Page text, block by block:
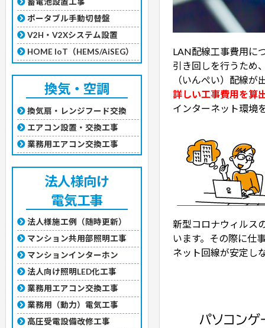
蓄電池設置工事
ポータブル手動切替盤
V2H・V2Xシステム設置
HOME IoT（HEMS/AiSEG）
換気・空調
換気扇・レンジフード交換
エアコン設置・交換工事
業務用エアコン交換工事
法人様向け
電気工事
法人様施工例（随時更新）
マンション共用部照明工事
マンションインターホン
法人向け照明LED化工事
業務用エアコン交換工事
業務用（動力）電気工事
高圧受電設備改修工事
LAN配線工事費用に
引き回しを行うため
（いんぺい）配線
詳しい工事費用を算
インターネット環境
新型コロナウィルス
います。その際に仕
ネット回線が安定し